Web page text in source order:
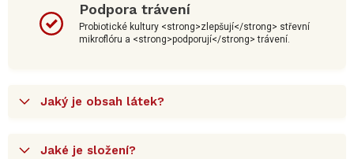
Podpora trávení
Probiotické kultury <strong>zlepšují</strong> střevní
mikroflóru a <strong>podporují</strong> trávení.
Jaký je obsah látek?
Jaké je složení?